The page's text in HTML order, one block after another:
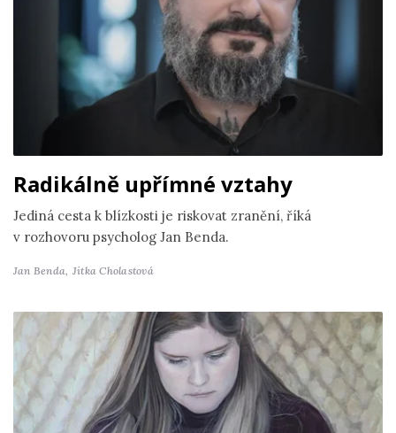
Radikálně upřímné vztahy
Jediná cesta k blízkosti je riskovat zranění, říká
v rozhovoru psycholog Jan Benda.
Jan Benda, Jitka Cholastová